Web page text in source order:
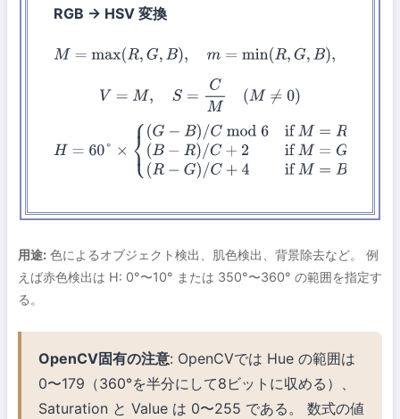
RGB → HSV 変換
M=max(R ,G,B),m min( R,G,B),C=M −m
V M,S M( 0)
) Cmod 6ifM=R(B−R /C 2ifM =G R−
用途: 色によるオブジェクト検出、肌色検出、背景除去など。 例
えば赤色検出は H: 0°〜10° または 350°〜360° の範囲を指定す
る。
OpenCV固有の注意: OpenCVでは Hue の範囲は
0〜179（360°を半分にして8ビットに収める）、
Saturation と Value は 0〜255 である。 数式の値